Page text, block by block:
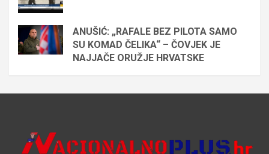
ANUŠIĆ: „RAFALE BEZ PILOTA SAMO
SU KOMAD ČELIKA“ – ČOVJEK JE
NAJJAČE ORUŽJE HRVATSKE